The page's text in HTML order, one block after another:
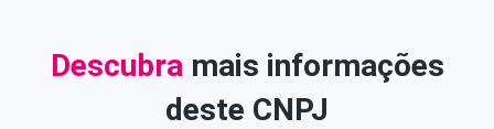
Descubra mais informações
deste CNPJ